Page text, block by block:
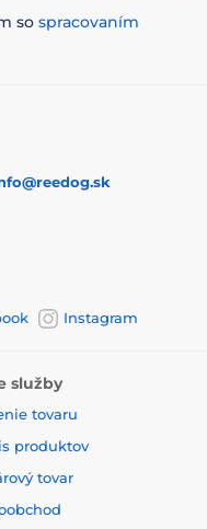
so spracovaním
Instagram
služby
tovaru
produktov
tovar